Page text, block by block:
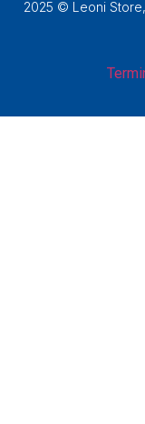
2025 © Leoni Store,